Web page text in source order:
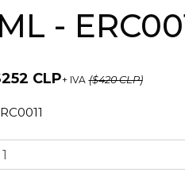
-
CLP+ IVA ($420 CLP)